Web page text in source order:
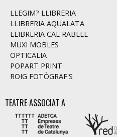
LLEGIM? LLIBRERIA
LLIBRERIA AQUALATA
LLIBRERIA CAL RABELL
MUXI MOBLES
OPTICALIA
POPART PRINT
ROIG FOTÒGRAF'S
TEATRE ASSOCIAT A